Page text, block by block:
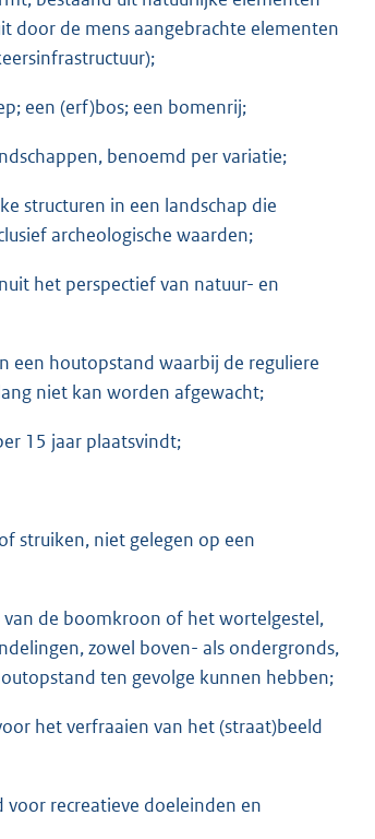
door de mens aangebrachte elementen
een (erf)bos; een bomenrij;
benoemd per variatie;
structuren in een landschap die
archeologische waarden;
het perspectief van natuur- en
een houtopstand waarbij de reguliere
niet kan worden afgewacht;
15 jaar plaatsvindt;
struiken, niet gelegen op een
de boomkroon of het wortelgestel,
zowel boven- als ondergronds,
ten gevolge kunnen hebben;
het verfraaien van het (straat)beeld
recreatieve doeleinden en